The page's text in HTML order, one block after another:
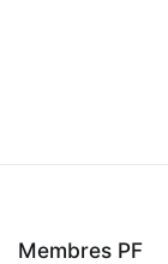
Membres PF